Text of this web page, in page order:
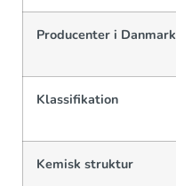
Producenter i Danmark
Klassifikation
Kemisk struktur